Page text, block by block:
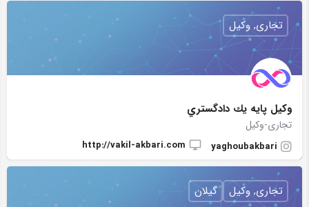
وكيل پايه يك دادگستري
تجاری-وکیل
yaghoubakbari
http://vakil-akbari.com
تجاری, وکیل
تجاری, وکیل گیلان